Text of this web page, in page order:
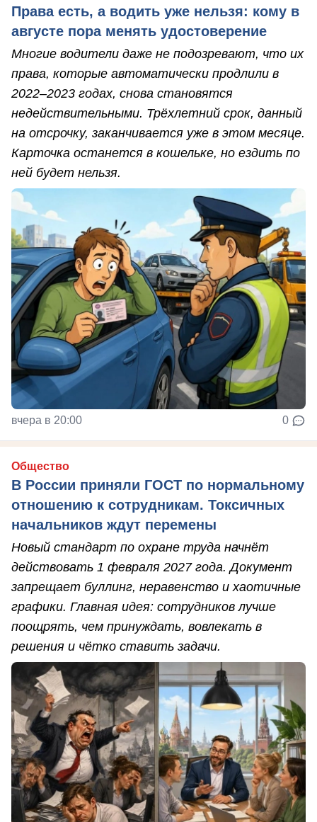
Права есть, а водить уже нельзя: кому в
августе пора менять удостоверение
Многие водители даже не подозревают, что их
права, которые автоматически продлили в
2022–2023 годах, снова становятся
недействительными. Трёхлетний срок, данный
на отсрочку, заканчивается уже в этом месяце.
Карточка останется в кошельке, но ездить по
ней будет нельзя.
вчера в 20:00 0
Общество
В России приняли ГОСТ по нормальному
отношению к сотрудникам. Токсичных
начальников ждут перемены
Новый стандарт по охране труда начнёт
действовать 1 февраля 2027 года. Документ
запрещает буллинг, неравенство и хаотичные
графики. Главная идея: сотрудников лучше
поощрять, чем принуждать, вовлекать в
решения и чётко ставить задачи.